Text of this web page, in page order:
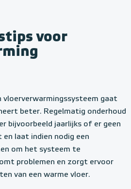
voor
vloerverwarmingssysteem gaat
beter. Regelmatig onderhoud
bijvoorbeeld jaarlijks of er geen
laat indien nodig een
om het systeem te
problemen en zorgt ervoor
van een warme vloer.